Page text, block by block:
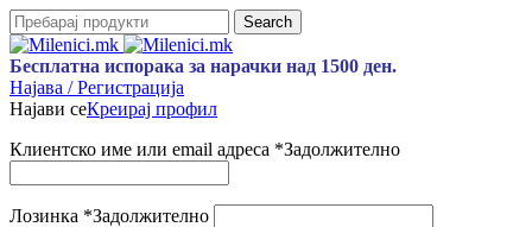
Search
Бесплатна испорака за нарачки над 1500 ден.
Најава / Регистрација
Најави сеКреирај профил
Клиентско име или email адреса *Задолжително
Лозинка *Задолжително